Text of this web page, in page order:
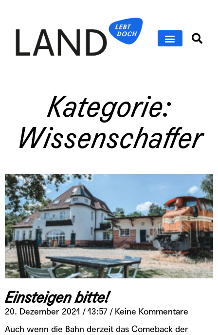
Kategorie:
Wissenschaffer
Einsteigen bitte!
20. Dezember 2021 13:57 Keine Kommentare
Auch wenn die Bahn derzeit das Comeback der